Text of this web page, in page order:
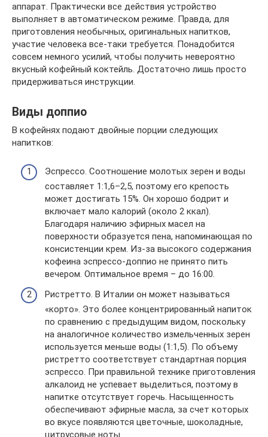
аппарат. Практически все действия устройство
выполняет в автоматическом режиме. Правда, для
приготовления необычных, оригинальных напитков,
участие человека все-таки требуется. Понадобится
совсем немного усилий, чтобы получить невероятно
вкусный кофейный коктейль. Достаточно лишь просто
придерживаться инструкции.
Виды доппио
В кофейнях подают двойные порции следующих
напитков:
Эспрессо. Соотношение молотых зерен и воды
составляет 1:1,6–2,5, поэтому его крепость
может достигать 15%. Он хорошо бодрит и
включает мало калорий (около 2 ккал).
Благодаря наличию эфирных масел на
поверхности образуется пена, напоминающая по
консистенции крем. Из-за высокого содержания
кофеина эспрессо-доппио не принято пить
вечером. Оптимальное время – до 16:00.
Ристретто. В Италии он может называться
«корто». Это более концентрированный напиток
по сравнению с предыдущим видом, поскольку
на аналогичное количество измельченных зерен
используется меньше воды (1:1,5). По объему
ристретто соответствует стандартная порция
эспрессо. При правильной технике приготовления
алкалоид не успевает выделиться, поэтому в
напитке отсутствует горечь. Насыщенность
обеспечивают эфирные масла, за счет которых
во вкусе появляются цветочные, шоколадные,
цитрусовые ноты.